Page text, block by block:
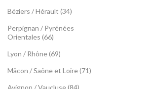
Béziers / Hérault (34)
Perpignan / Pyrénées
Orientales (66)
Lyon / Rhône (69)
Mâcon / Saône et Loire (71)